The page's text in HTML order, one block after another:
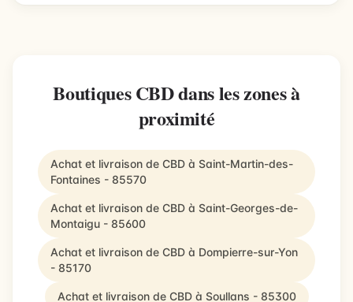
Boutiques CBD dans les zones à
proximité
Achat et livraison de CBD à Saint-Martin-des-
Fontaines - 85570
Achat et livraison de CBD à Saint-Georges-de-
Montaigu - 85600
Achat et livraison de CBD à Dompierre-sur-Yon
- 85170
Achat et livraison de CBD à Soullans - 85300